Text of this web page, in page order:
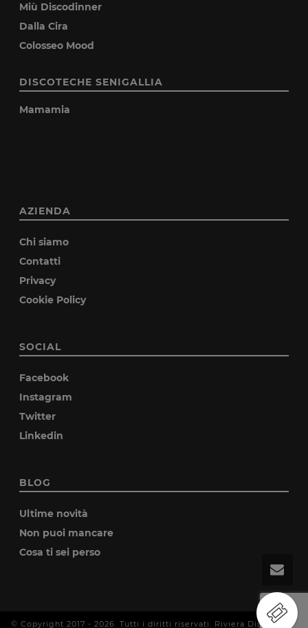
Miù Discodinner
Dalla Cira
Colosseo Mood
DISCOTECHE SENIGALLIA
Mamamia
AZIENDA
Chi siamo
Contatti
Privacy
Cookie Policy
SOCIAL
Facebook
Instagram
Twitter
Linkedin
BLOG
Ultime novità
Non puoi mancare
Cosa ti sei perso
© Copyright 2017 - 2026. Tutti i diritti riservati. Riviera Disco P.IVA